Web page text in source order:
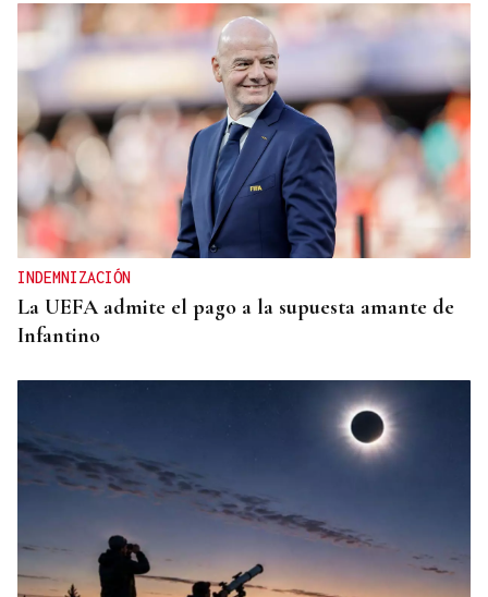
INDEMNIZACIÓN
La UEFA admite el pago a la supuesta amante de
Infantino